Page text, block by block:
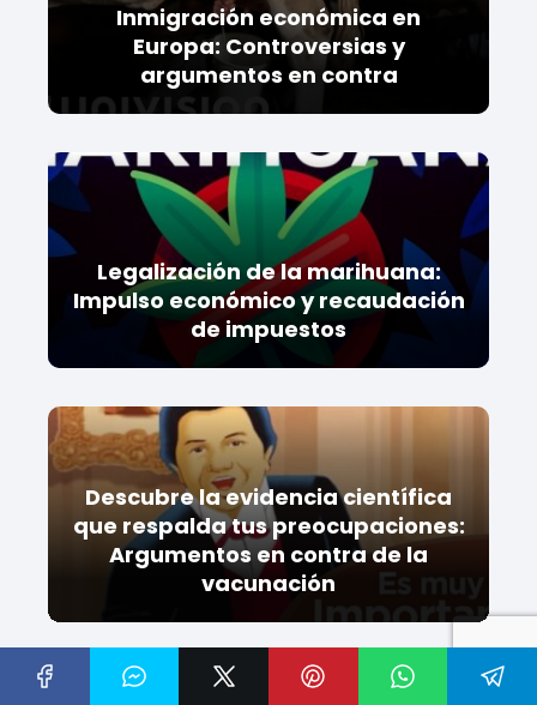
Inmigración económica en
Europa: Controversias y
argumentos en contra
Legalización de la marihuana:
Impulso económico y recaudación
de impuestos
Descubre la evidencia científica
que respalda tus preocupaciones:
Argumentos en contra de la
vacunación